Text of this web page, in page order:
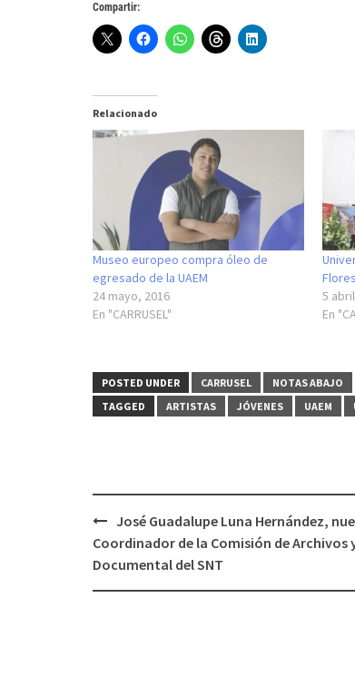
Compartir:
Relacionado
Museo europeo compra óleo de
egresado de la UAEM
24 mayo, 2016
En "CARRUSEL"
Flores
5
En
POSTED UNDER CARRUSEL
NOTAS ABAJO
TAGGED
ARTISTAS JÓVENES UAEM
Post
navigation
José Guadalupe Luna Hernández,
Coordinador de la Comisión de Archivos
Documental del SNT